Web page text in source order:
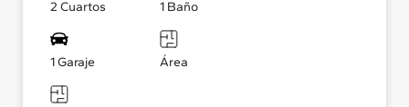
2 Cuartos 1 Baño
1 Garaje Área